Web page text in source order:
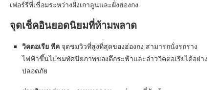
เฟอร์รี่ที่เชื่อมระหว่างฝั่งเกาลูนและฝั่งฮ่องกง
จุดเช็คอินยอดนิยมที่ห้ามพลาด
วิคตอเรีย พีค จุดชมวิวที่สูงที่สุดของฮ่องกง สามารถนั่งรถราง
ไฟฟ้าขึ้นไปชมทัศนียภาพของตึกระฟ้าและอ่าววิคตอเรียได้อย่าง
ปลอดภัย